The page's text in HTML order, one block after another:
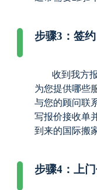
步骤3：签约
收到我方
为您提供哪些
与您的顾问联
写报价接收单
到来的国际搬
步骤4：上